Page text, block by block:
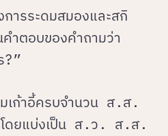
ารระดมสมองและสกิ
ำตอบของคำถามว่า
?”
เก้าอี้ครบจำนวน ส.ส.
ยแบ่งเป็น ส.ว. ส.ส.